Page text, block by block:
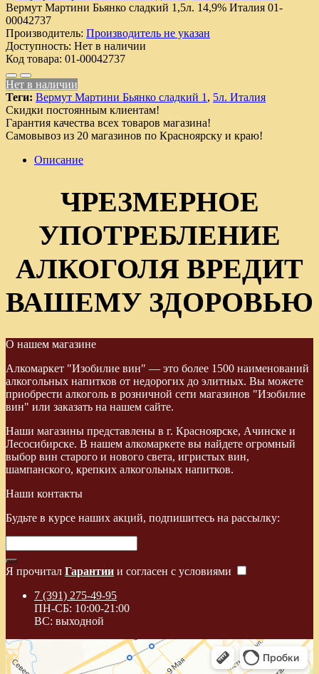
Вермут Мартини Бьянко сладкий 1,5л. 14,9% Италия 01-
00042737
Производитель: Производитель не указан
Доступность: Нет в наличии
Код товара: 01-00042737
Нет в наличии
Теги: Вермут Мартини Бьянко сладкий 1 , 5л. Италия
Скидки постоянным клиентам!
Гарантия качества всех товаров магазина!
Самовывоз из 20 магазинов по Красноярску и краю!
Описание
ЧРЕЗМЕРНОЕ
УПОТРЕБЛЕНИЕ
АЛКОГОЛЯ ВРЕДИТ
ВАШЕМУ ЗДОРОВЬЮ
О нашем магазине
Алкомаркет "Изобилие вин" — это более 1500 наименований
алкогольных напитков от недорогих до элитных. Вы можете
приобрести алкоголь в розничной сети магазинов "Изобилие
вин" или заказать на нашем сайте.
Наши магазины представлены в г. Красноярске, Ачинске и
Лесосибирске. В нашем алкомаркете вы найдете огромный
выбор вин старого и нового света, игристых вин,
шампанского, крепких алкогольных напитков.
Наши контакты
Будьте в курсе наших акций, подпишитесь на рассылку:
Я прочитал Гарантии и согласен с условиями
7 (391) 275-49-95
ПН-СБ: 10:00-21:00
ВС: выходной